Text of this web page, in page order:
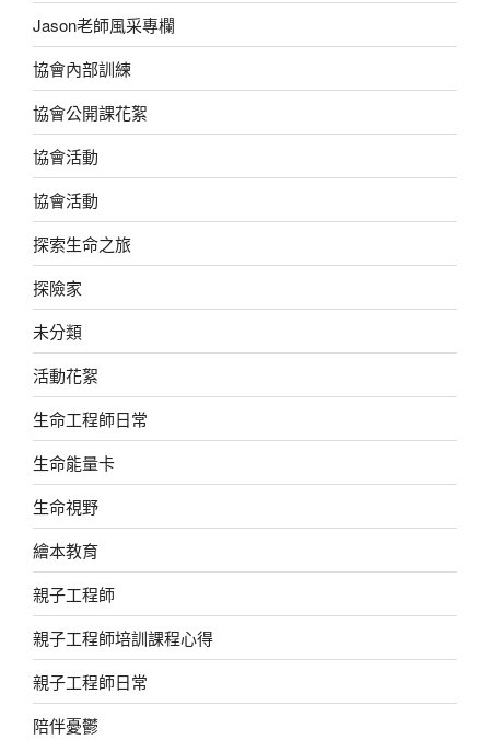
Jason老師風采專欄
協會內部訓練
協會公開課花絮
協會活動
協會活動
探索生命之旅
探險家
未分類
活動花絮
生命工程師日常
生命能量卡
生命視野
繪本教育
親子工程師
親子工程師培訓課程心得
親子工程師日常
陪伴憂鬱